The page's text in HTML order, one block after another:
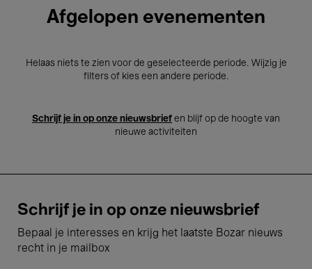
Afgelopen evenementen
Helaas niets te zien voor de geselecteerde periode. Wijzig je
filters of kies een andere periode.
Schrijf je in op onze nieuwsbrief en blijf op de hoogte van
nieuwe activiteiten
Schrijf je in op onze nieuwsbrief
Bepaal je interesses en krijg het laatste Bozar nieuws
recht in je mailbox